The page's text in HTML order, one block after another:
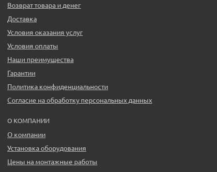
Возврат товара и денег
Доставка
Условия оказания услуг
Условия оплаты
Наши преимущества
Гарантии
Политика конфиденциальности
Согласие на обработку персональных данных
О КОМПАНИИ
О компании
Установка оборудования
Цены на монтажные работы